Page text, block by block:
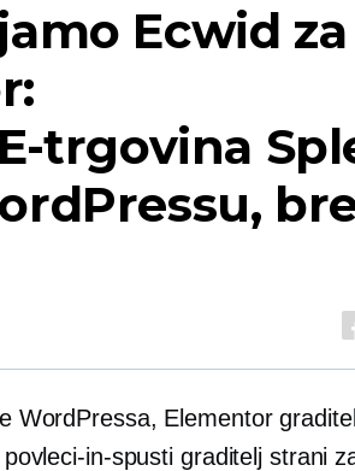
Ecwid za
E-trgovina
WordPressa, Elementor
povleci-in-spusti graditelj strani